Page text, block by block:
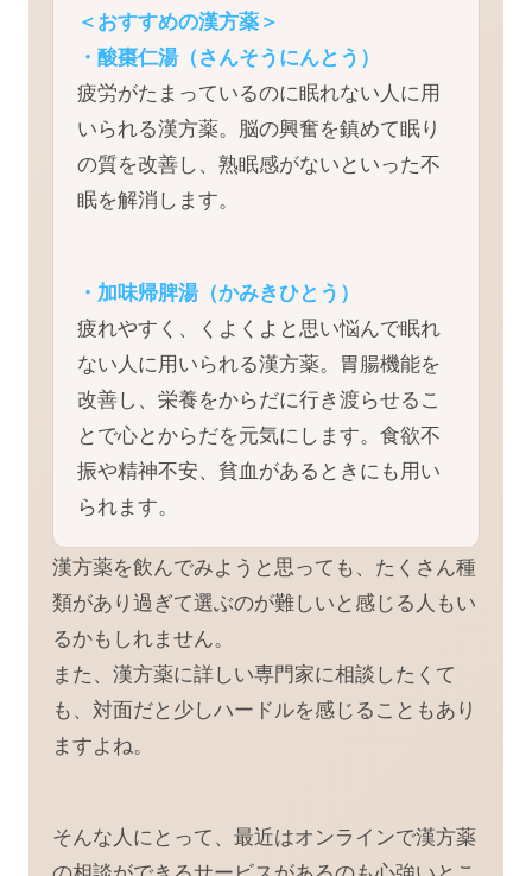
＜おすすめの漢方薬＞
・酸棗仁湯（さんそうにんとう）
疲労がたまっているのに眠れない人に用
いられる漢方薬。脳の興奮を鎮めて眠り
の質を改善し、熟眠感がないといった不
眠を解消します。
・加味帰脾湯（かみきひとう）
疲れやすく、くよくよと思い悩んで眠れ
ない人に用いられる漢方薬。胃腸機能を
改善し、栄養をからだに行き渡らせるこ
とで心とからだを元気にします。食欲不
振や精神不安、貧血があるときにも用い
られます。
漢方薬を飲んでみようと思っても、たくさん種
類があり過ぎて選ぶのが難しいと感じる人もい
るかもしれません。
また、漢方薬に詳しい専門家に相談したくて
も、対面だと少しハードルを感じることもあり
ますよね。
そんな人にとって、最近はオンラインで漢方薬